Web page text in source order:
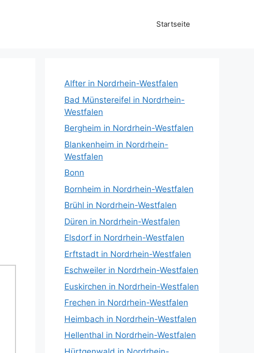
Startseite
Alfter in Nordrhein-Westfalen
Bad Münstereifel in Nordrhein-
Westfalen
Bergheim in Nordrhein-Westfalen
Blankenheim in Nordrhein-
Westfalen
Bonn
Bornheim in Nordrhein-Westfalen
Brühl in Nordrhein-Westfalen
Düren in Nordrhein-Westfalen
Elsdorf in Nordrhein-Westfalen
Erftstadt in Nordrhein-Westfalen
Eschweiler in Nordrhein-Westfalen
Euskirchen in Nordrhein-Westfalen
Frechen in Nordrhein-Westfalen
Heimbach in Nordrhein-Westfalen
Hellenthal in Nordrhein-Westfalen